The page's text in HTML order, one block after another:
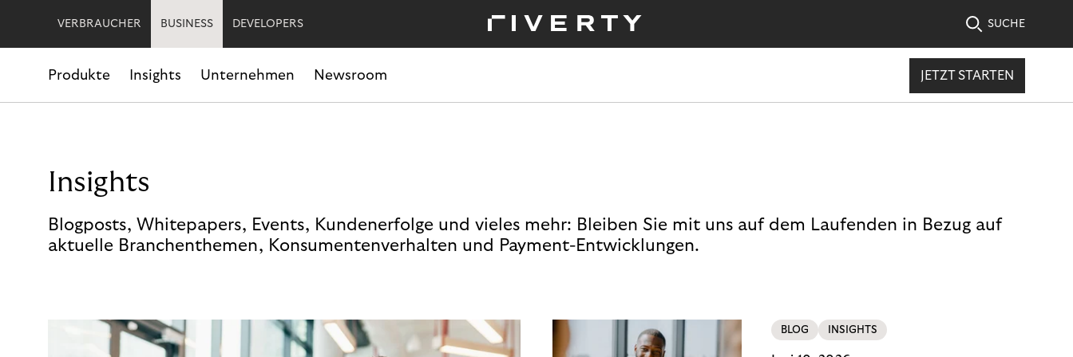
VERBRAUCHER BUSINESS DEVELOPERS SUCHE
Produkte Insights Unternehmen Newsroom JETZT STARTEN
Insights
Blogposts, Whitepapers, Events, Kundenerfolge und vieles mehr: Bleiben Sie mit uns auf dem Laufenden in Bezug auf
aktuelle Branchenthemen, Konsumentenverhalten und Payment-Entwicklungen.
BLOG INSIGHTS